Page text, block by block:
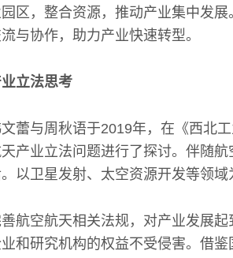
区，整合资源，推动产业集中发
与协作，助力产业快速转型。
立法思考
蕾与周秋语于2019年，在《西北
产业立法问题进行了探讨。伴随
以卫星发射、太空资源开发等领
航空航天相关法规，对产业发展
和研究机构的权益不受侵害。借